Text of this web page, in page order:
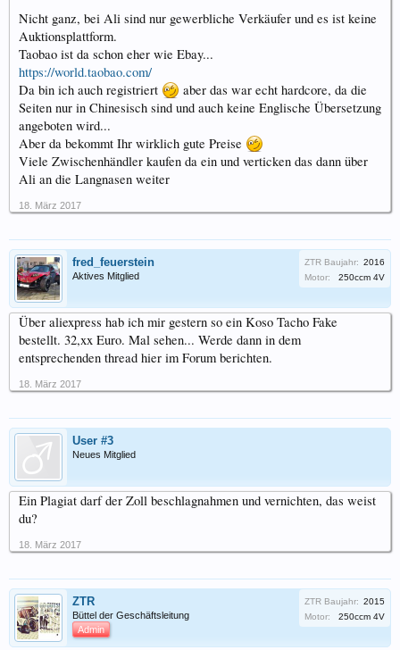
Nicht ganz, bei Ali sind nur gewerbliche Verkäufer und es ist keine
Auktionsplattform.
Taobao ist da schon eher wie Ebay...
https://world.taobao.com/
Da bin ich auch registriert
aber das war echt hardcore, da die
Seiten nur in Chinesisch sind und auch keine Englische Übersetzung
angeboten wird...
Aber da bekommt Ihr wirklich gute Preise
Viele Zwischenhändler kaufen da ein und verticken das dann über
Ali an die Langnasen weiter
18. März 2017
fred_feuerstein
Aktives Mitglied
ZTR Baujahr: 2016
Motor:
250ccm 4V
Über aliexpress hab ich mir gestern so ein Koso Tacho Fake
bestellt. 32,xx Euro. Mal sehen... Werde dann in dem
entsprechenden thread hier im Forum berichten.
18. März 2017
User #3
Neues Mitglied
Ein Plagiat darf der Zoll beschlagnahmen und vernichten, das weist
du?
18. März 2017
ZTR
Büttel der Geschäftsleitung
Admin
ZTR Baujahr: 2015
Motor:
250ccm 4V